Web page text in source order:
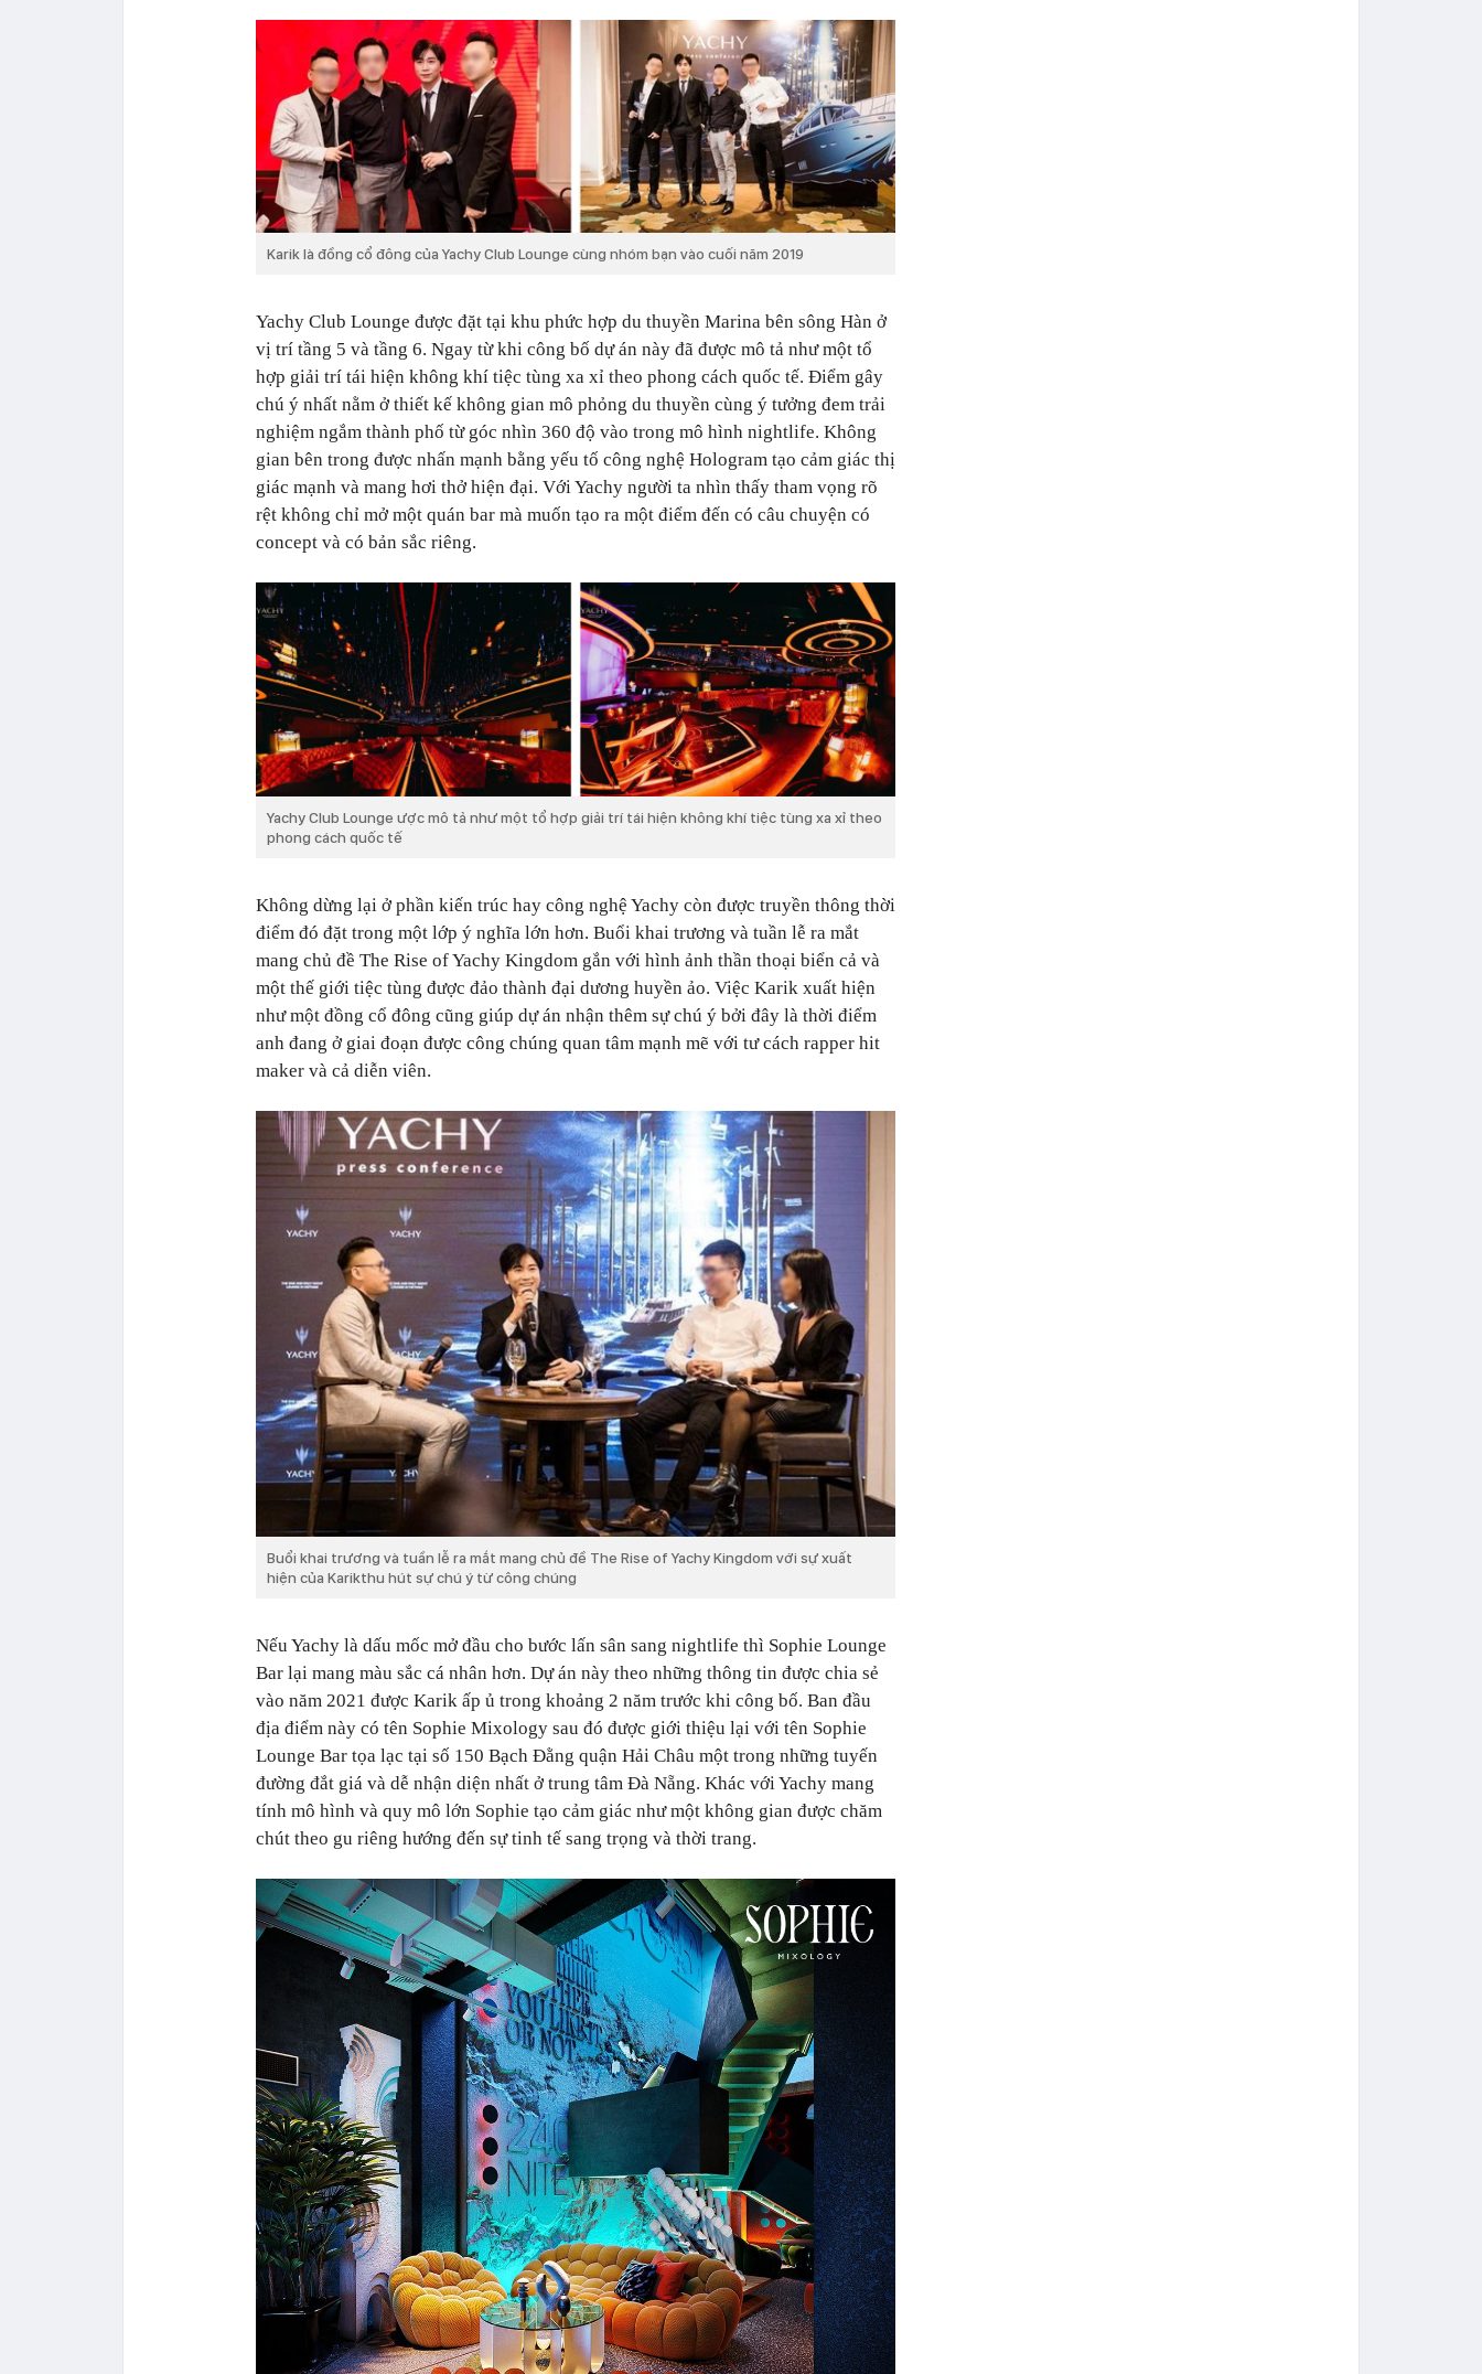
Karik là đồng cổ đông của Yachy Club Lounge cùng nhóm bạn vào cuối năm 2019
Yachy Club Lounge được đặt tại khu phức hợp du thuyền Marina bên sông Hàn ở
vị trí tầng 5 và tầng 6. Ngay từ khi công bố dự án này đã được mô tả như một tổ
hợp giải trí tái hiện không khí tiệc tùng xa xỉ theo phong cách quốc tế. Điểm gây
chú ý nhất nằm ở thiết kế không gian mô phỏng du thuyền cùng ý tưởng đem trải
nghiệm ngắm thành phố từ góc nhìn 360 độ vào trong mô hình nightlife. Không
gian bên trong được nhấn mạnh bằng yếu tố công nghệ Hologram tạo cảm giác thị
giác mạnh và mang hơi thở hiện đại. Với Yachy người ta nhìn thấy tham vọng rõ
rệt không chỉ mở một quán bar mà muốn tạo ra một điểm đến có câu chuyện có
concept và có bản sắc riêng.
Yachy Club Lounge ược mô tả như một tổ hợp giải trí tái hiện không khí tiệc tùng xa xỉ theo
phong cách quốc tế
Không dừng lại ở phần kiến trúc hay công nghệ Yachy còn được truyền thông thời
điểm đó đặt trong một lớp ý nghĩa lớn hơn. Buổi khai trương và tuần lễ ra mắt
mang chủ đề The Rise of Yachy Kingdom gắn với hình ảnh thần thoại biển cả và
một thế giới tiệc tùng được đảo thành đại dương huyền ảo. Việc Karik xuất hiện
như một đồng cổ đông cũng giúp dự án nhận thêm sự chú ý bởi đây là thời điểm
anh đang ở giai đoạn được công chúng quan tâm mạnh mẽ với tư cách rapper hit
maker và cả diễn viên.
Buổi khai trương và tuần lễ ra mắt mang chủ đề The Rise of Yachy Kingdom với sự xuất
hiện của Karikthu hút sự chú ý từ công chúng
Nếu Yachy là dấu mốc mở đầu cho bước lấn sân sang nightlife thì Sophie Lounge
Bar lại mang màu sắc cá nhân hơn. Dự án này theo những thông tin được chia sẻ
vào năm 2021 được Karik ấp ủ trong khoảng 2 năm trước khi công bố. Ban đầu
địa điểm này có tên Sophie Mixology sau đó được giới thiệu lại với tên Sophie
Lounge Bar tọa lạc tại số 150 Bạch Đằng quận Hải Châu một trong những tuyến
đường đắt giá và dễ nhận diện nhất ở trung tâm Đà Nẵng. Khác với Yachy mang
tính mô hình và quy mô lớn Sophie tạo cảm giác như một không gian được chăm
chút theo gu riêng hướng đến sự tinh tế sang trọng và thời trang.